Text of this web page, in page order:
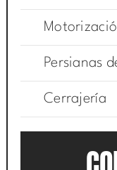
Persianas
Cerrajería